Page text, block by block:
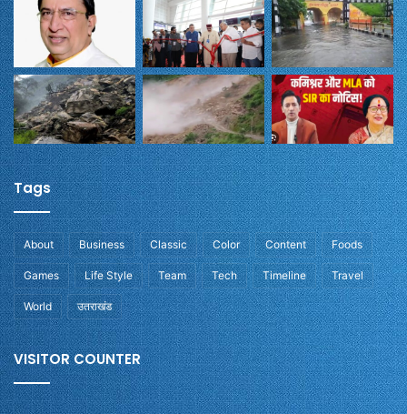
Tags
About Business Classic Color Content Foods
Games Life Style Team Tech Timeline Travel
World उतराखंड
VISITOR COUNTER